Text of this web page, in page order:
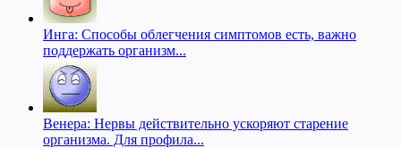
Инга: Способы облегчения симптомов есть, важно
поддержать организм...
Венера: Нервы действительно ускоряют старение
организма. Для профила...